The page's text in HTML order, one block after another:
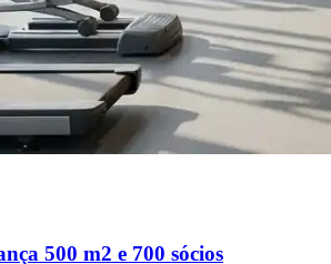
500 m2 e 700 sócios